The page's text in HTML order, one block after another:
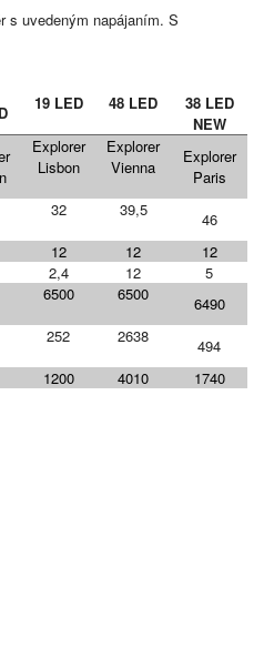
s uvedeným napájaním. S
19 LED 48 LED
38 LED
NEW
Explorer
Lisbon
Explorer
Vienna
Explorer
Paris
32 39,5
46
12 12
12
2,4 12
5
6500 6500
6490
252 2638
494
1200 4010 1740